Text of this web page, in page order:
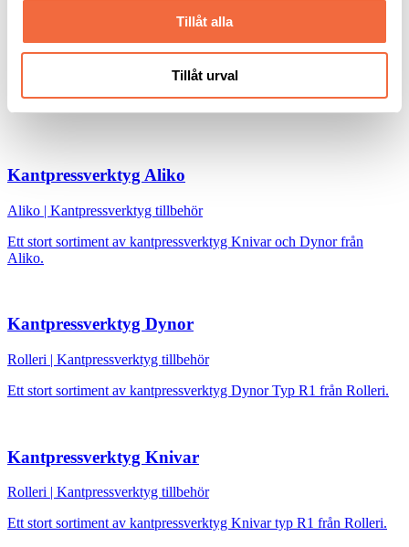
Tillåt alla
Tillåt urval
Z-bockverktyg, U-bockverktyg, Radie-bockverktyg,
Vikverktyg och andra verktyg för bockmaskiner, kantpressar och
rundvalsar.
Kantpressverktyg Aliko
Aliko | Kantpressverktyg tillbehör
Ett stort sortiment av kantpressverktyg Knivar och Dynor från
Aliko.
Kantpressverktyg Dynor
Rolleri | Kantpressverktyg tillbehör
Ett stort sortiment av kantpressverktyg Dynor Typ R1 från Rolleri.
Kantpressverktyg Knivar
Rolleri
Kantpressverktyg tillbehör
Ett stort sortiment av kantpressverktyg Knivar typ R1 från Rolleri.